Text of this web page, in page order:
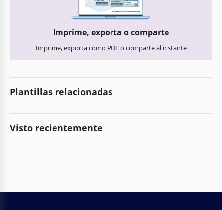
Imprime, exporta o comparte
Imprime, exporta como PDF o comparte al instante
Plantillas relacionadas
Visto recientemente